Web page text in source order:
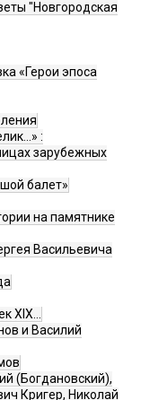
"Новгородская
«Герои эпоса
:
зарубежных
балет»
на памятнике
Васильевича
XIX…
и Василий
(Богдановский),
Кригер, Николай